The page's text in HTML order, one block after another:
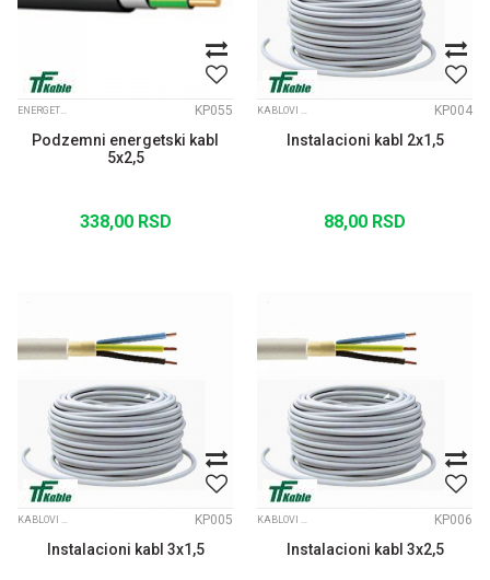
ENERGETSKI KABLOVI KP055
Podzemni energetski kabl
5x2,5
338,00 RSD
KABLOVI PUN PRESEK KP004
Instalacioni kabl 2x1,5
88,00 RSD
KABLOVI PUN PRESEK KP005
Instalacioni kabl 3x1,5
KABLOVI PUN PRESEK KP006
Instalacioni kabl 3x2,5